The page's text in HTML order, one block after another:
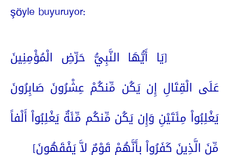
şöyle buyuruyor:
[يَا أَيُّهَا النَّبِيُّ حَرِّضِ الْمُؤْمِنِينَ
عَلَى الْقِتَالِ إِن يَكُن مِّنكُمْ عِشْرُونَ صَابِرُونَ
يَغْلِبُواْ مِئَتَيْنِ وَإِن يَكُن مِّنكُم مِّئَةٌ يَغْلِبُواْ أَلْفاً
مِّنَ الَّذِينَ كَفَرُواْ بِأَنَّهُمْ قَوْمٌ لاَّ يَفْقَهُونَ]